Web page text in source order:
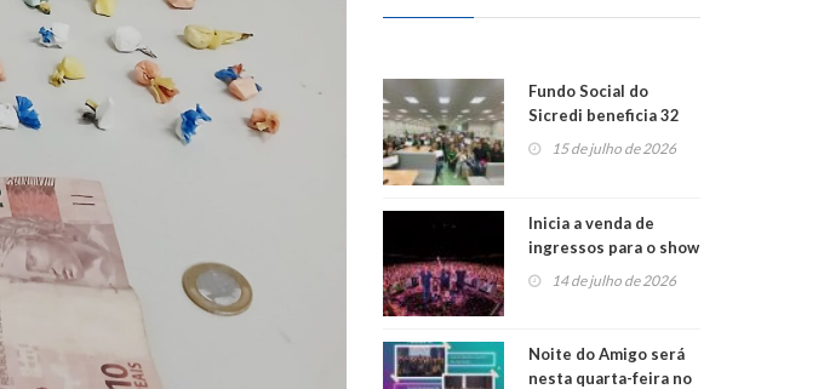
Fundo Social do
Sicredi beneficia 32
projetos em
15 de julho de 2026
Inicia a venda de
ingressos para o show
do Jota Quest nos 45
anos da Sicredi Ouro
14 de julho de 2026
Noite do Amigo será
nesta quarta-feira no